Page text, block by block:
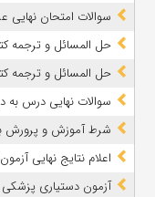
سوالات امتحان نهایی عربی 3 انسانی پایه دوازدهم
حل المسائل و ترجمه
حل المسائل و ترجمه
سوالات نهایی درس به
شرط آموزش و پرورش
اعلام نتایج نهایی آزمون دکتری سال
آزمون دستیاری پزشکی تخصصی 1405 در موعد